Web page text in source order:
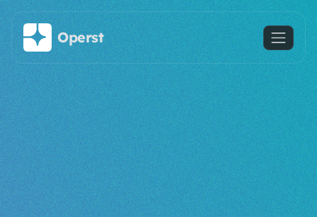
Saltar al contenido principal
Operst